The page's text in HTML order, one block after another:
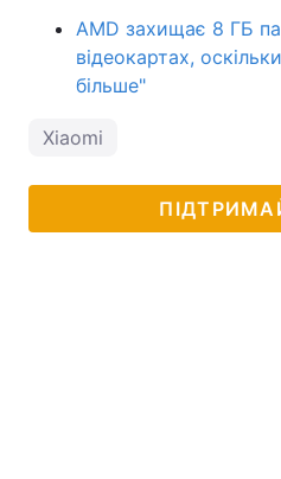
AMD захищає 8 ГБ
відеокартах,
більше"
Xiaomi